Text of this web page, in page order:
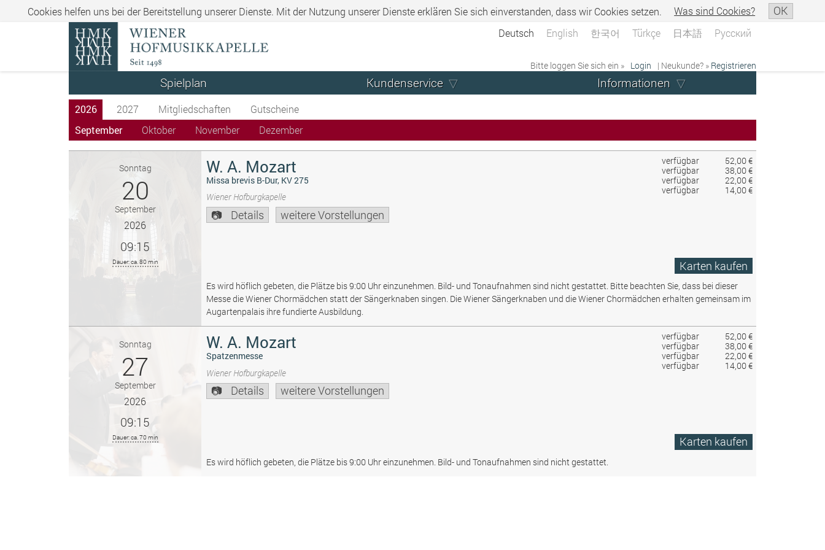
Cookies helfen uns bei der Bereitstellung unserer Dienste. Mit der Nutzung unserer Dienste erklären Sie sich einverstanden, dass wir Cookies setzen. Was sind Cookies? OK
Deutsch English 한국어 Türkçe 日本語 Русский
Bitte loggen Sie sich ein » Login | Neukunde? » Registrieren
Spielplan Kundenservice Informationen
2026 2027 Mitgliedschaften
Gutscheine
September
Oktober November Dezember
verfügbar
52,00 €
verfügbar
38,00 €
verfügbar
22,00 €
verfügbar
14,00 €
Sonntag
20
September
2026
09:15
Dauer: ca. 80 min
W. A. Mozart
Missa brevis B-Dur, KV 275
Wiener Hofburgkapelle
Details weitere Vorstellungen
Karten kaufen
Es wird höflich gebeten, die Plätze bis 9:00 Uhr einzunehmen. Bild- und Tonaufnahmen sind nicht gestattet. Bitte beachten Sie, dass bei dieser
Messe die Wiener Chormädchen statt der Sängerknaben singen. Die Wiener Sängerknaben und die Wiener Chormädchen erhalten gemeinsam im
Augartenpalais ihre fundierte Ausbildung.
verfügbar
52,00 €
verfügbar
38,00 €
verfügbar
22,00 €
verfügbar
14,00 €
Sonntag
27
September
2026
09:15
Dauer: ca. 70 min
W. A. Mozart
Spatzenmesse
Wiener Hofburgkapelle
Details weitere Vorstellungen
Karten kaufen
Es wird höflich gebeten, die Plätze bis 9:00 Uhr einzunehmen. Bild- und Tonaufnahmen sind nicht gestattet.